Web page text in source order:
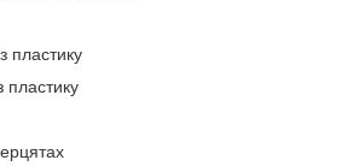
пластику